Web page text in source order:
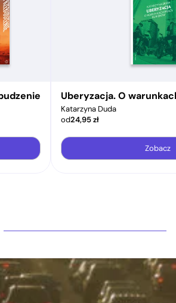
Uberyzacja. O
Katarzyna Duda
od24,95zł
Zobacz